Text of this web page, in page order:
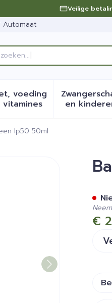
Veilige
Automaat
voor Schoonheid,
voeding
vitamines
Toon submenu voor
en
Ip50 50ml
€